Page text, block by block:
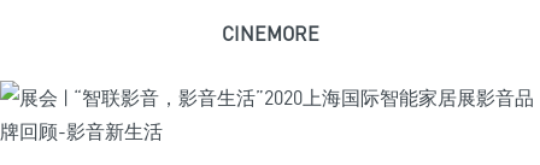
CINEMORE